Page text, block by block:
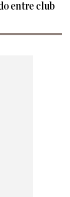
entre club